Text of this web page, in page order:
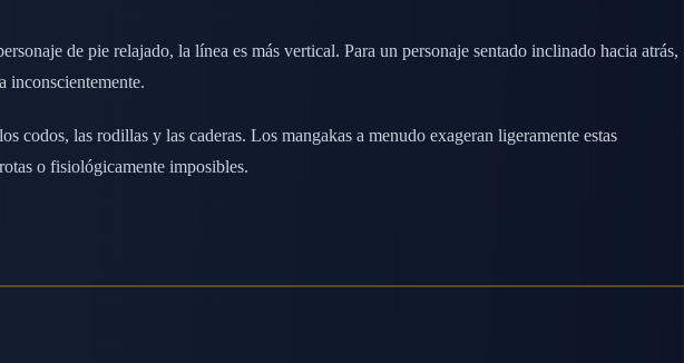
de pie relajado, la línea es más vertical. Para un personaje sentado inclinado hacia atrás,
inconscientemente.
las rodillas y las caderas. Los mangakas a menudo exageran ligeramente estas
o fisiológicamente imposibles.